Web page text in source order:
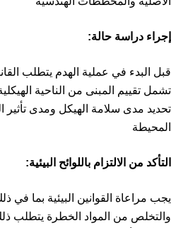
إجراء دراسة حالة:
قبل البدء في عملية الهدم يتطلب
تشمل تقييم المبنى من الناحية
تحديد مدى سلامة الهيكل ومدى تأثير
المحيطة
التأكد من الالتزام باللوائح البيئية:
يجب مراعاة القوانين البيئية بما في
والتخلص من المواد الخطرة يتطلب